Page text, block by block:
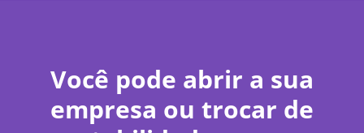
Você pode abrir a sua
empresa ou trocar de